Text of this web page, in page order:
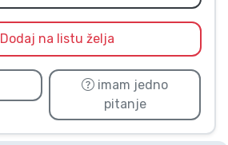
Dodaj na listu želja
imam jedno
pitanje